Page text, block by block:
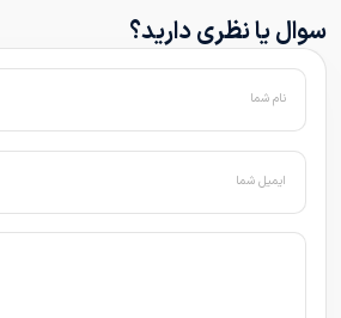
سوال یا نظری دارید؟
نام شما
ایمیل شما